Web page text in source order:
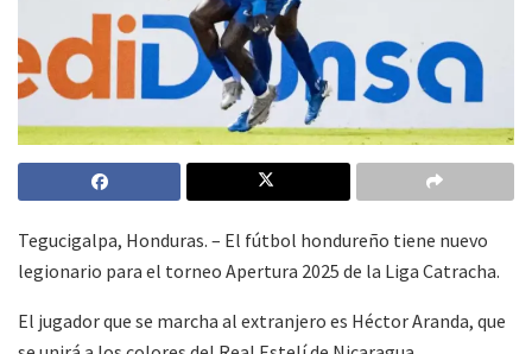
Tegucigalpa, Honduras. – El fútbol hondureño tiene nuevo
legionario para el torneo Apertura 2025 de la Liga Catracha.
El jugador que se marcha al extranjero es Héctor Aranda, que